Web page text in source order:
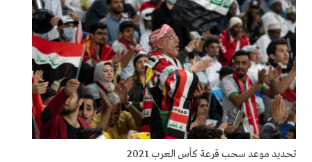
تحديد موعد سحب قرعة كأس العرب 2021